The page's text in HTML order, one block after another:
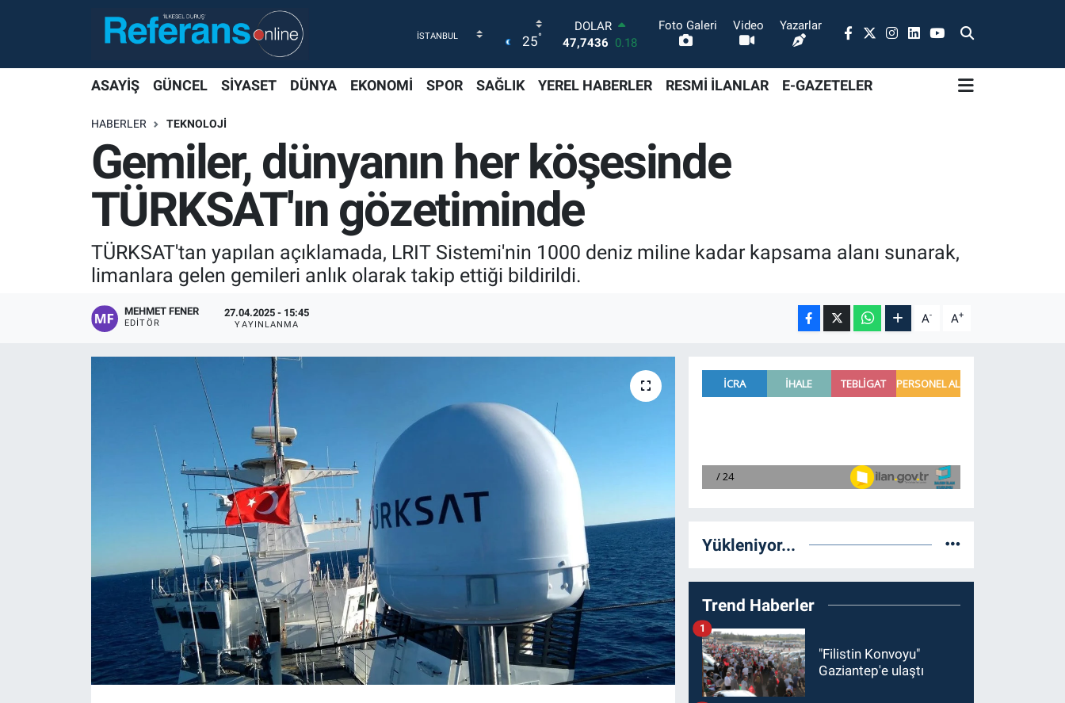
25°
DOLAR
47,7436 0.18
STERLİN
6648.99
BİST100
13.779 -14
BITCOIN
64.960,21
Foto Galeri Video Yazarlar
ASAYİŞ GÜNCEL SİYASET DÜNYA EKONOMİ SPOR SAĞLIK YEREL HABERLER RESMİ İLANLAR E-GAZETELER
HABERLER TEKNOLOJİ
Gemiler, dünyanın her köşesinde
TÜRKSAT'ın gözetiminde
TÜRKSAT'tan yapılan açıklamada, LRIT Sistemi'nin 1000 deniz miline kadar kapsama alanı sunarak,
limanlara gelen gemileri anlık olarak takip ettiği bildirildi.
MEHMET FENER
EDITÖR
27.04.2025 - 15:45
YAYINLANMA A- A+
Yükleniyor...
Trend Haberler
"Filistin Konvoyu"
Gaziantep'e ulaştı
1